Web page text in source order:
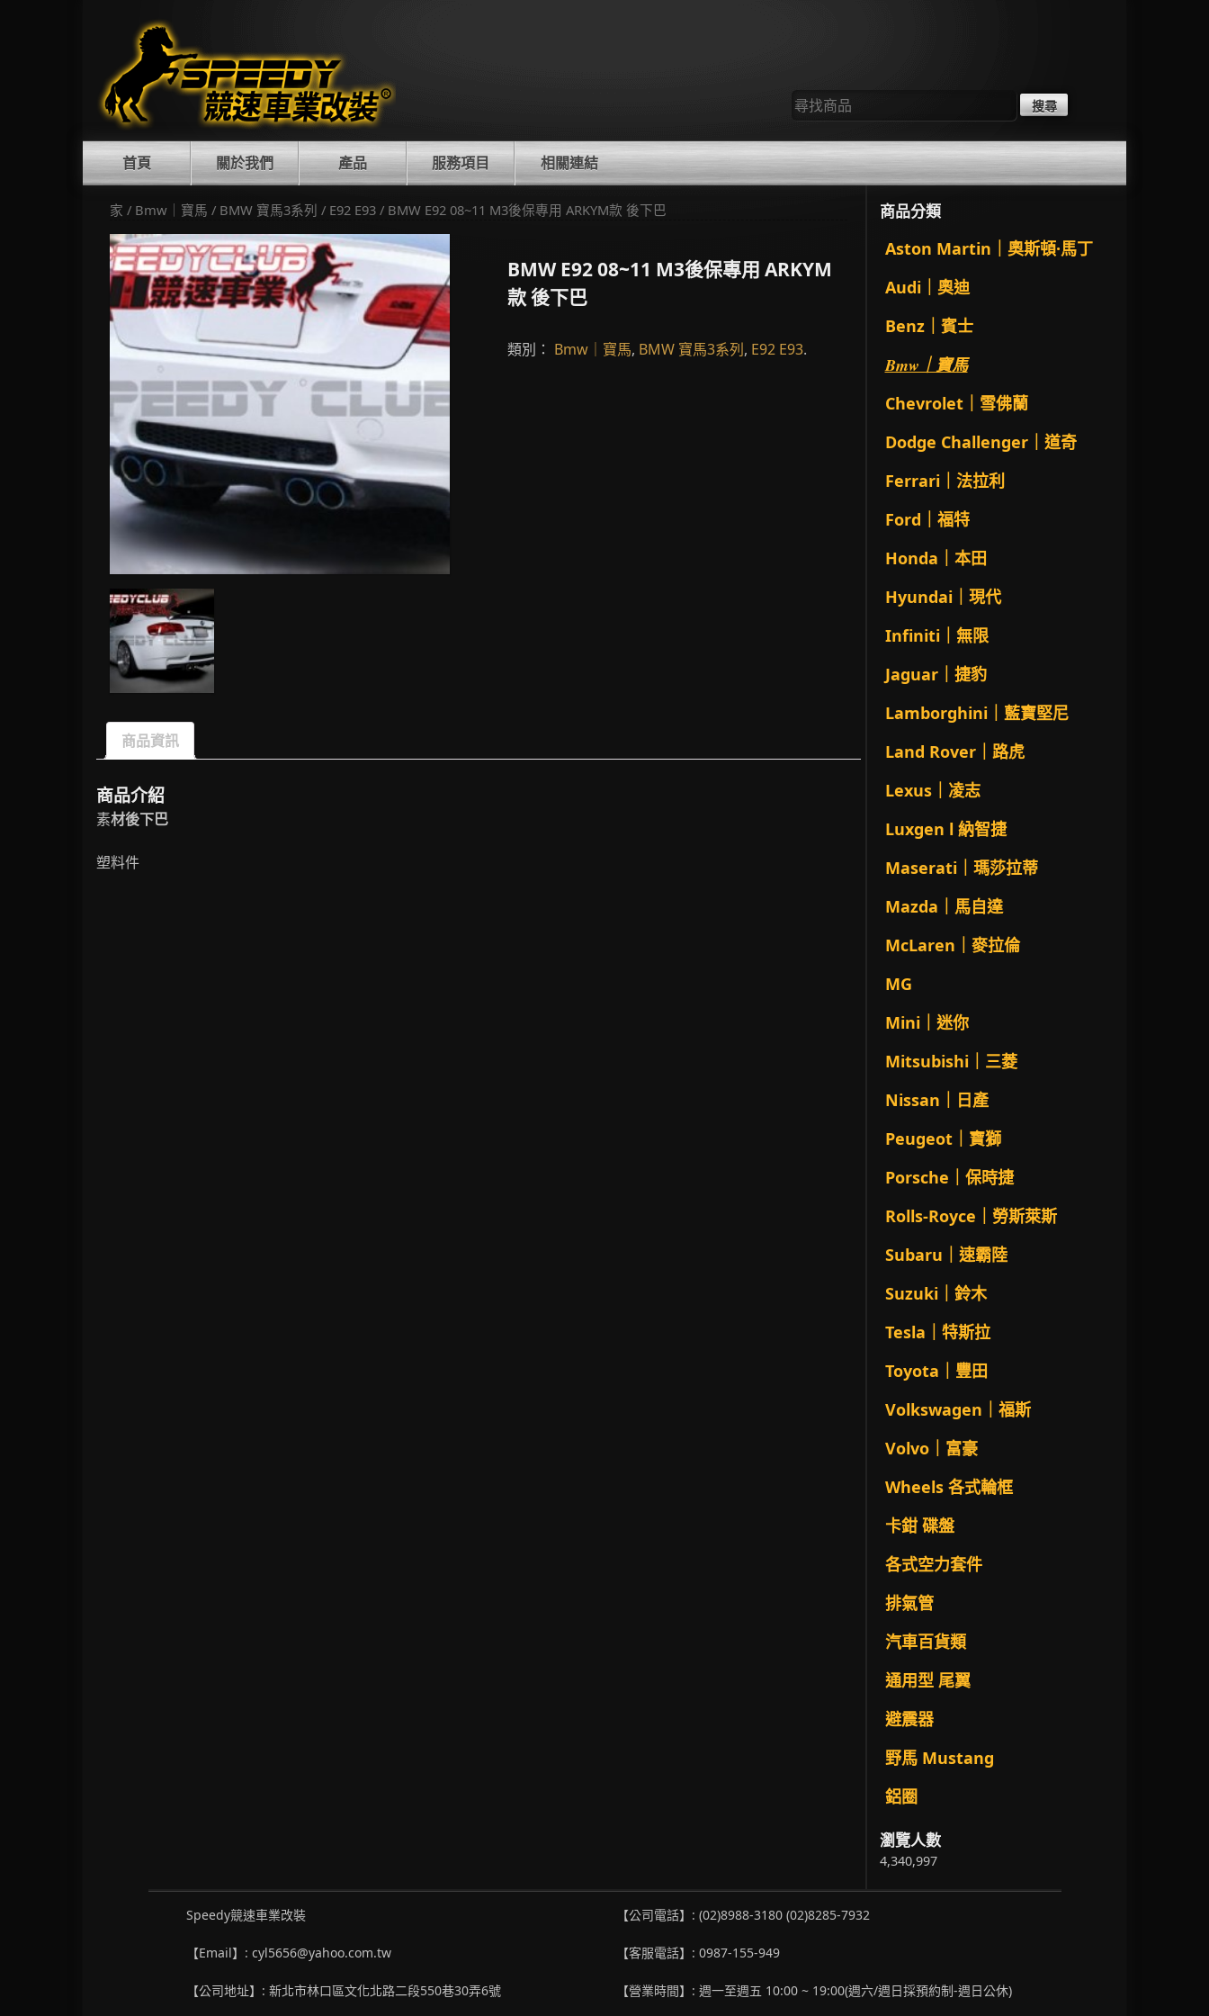
尋
找：
首頁 關於我們 產品 服務項目 相關連結
家 / Bmw｜寶馬 / BMW 寶馬3系列 / E92 E93 / BMW E92 08~11 M3後保專用 ARKYM款 後下巴
BMW E92 08~11 M3後保專用 ARKYM
款 後下巴
類別： Bmw｜寶馬, BMW 寶馬3系列, E92 E93.
商品資訊
商品介紹
素材後下巴
塑料件
商品分類
Aston Martin｜奧斯頓·馬丁
Audi｜奧迪
Benz｜賓士
Bmw｜寶馬
Chevrolet｜雪佛蘭
Dodge Challenger｜道奇
Ferrari｜法拉利
Ford｜福特
Honda｜本田
Hyundai｜現代
Infiniti｜無限
Jaguar｜捷豹
Lamborghini｜藍寶堅尼
Land Rover｜路虎
Lexus｜凌志
Luxgen l 納智捷
Maserati｜瑪莎拉蒂
Mazda｜馬自達
McLaren｜麥拉倫
MG
Mini｜迷你
Mitsubishi｜三菱
Nissan｜日產
Peugeot｜寶獅
Porsche｜保時捷
Rolls-Royce｜勞斯萊斯
Subaru｜速霸陸
Suzuki｜鈴木
Tesla｜特斯拉
Toyota｜豐田
Volkswagen｜福斯
Volvo｜富豪
Wheels 各式輪框
卡鉗 碟盤
各式空力套件
排氣管
汽車百貨類
通用型 尾翼
避震器
野馬 Mustang
鋁圈
瀏覽人數
4,340,997
Speedy競速車業改裝
【Email】: cyl5656@yahoo.com.tw
【公司地址】: 新北市林口區文化北路二段550巷30弄6號
【公司電話】: (02)8988-3180 (02)8285-7932
【客服電話】: 0987-155-949
【營業時間】: 週一至週五 10:00 ~ 19:00(週六/週日採預約制-週日公休)